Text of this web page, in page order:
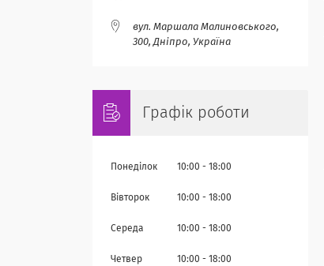
вул. Маршала Малиновського,
300, Дніпро, Україна
Графік роботи
Понеділок 10:00 18:00
Вівторок 10:00 18:00
Середа 10:00 18:00
Четвер 10:00 18:00